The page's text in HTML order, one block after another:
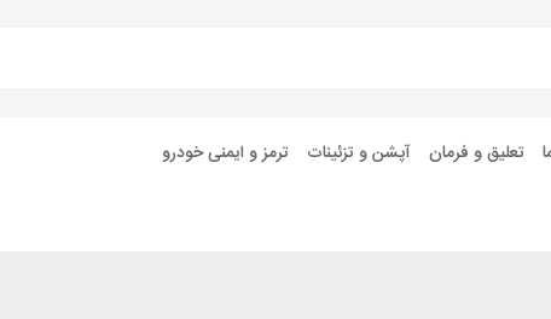
تعلیق و فرمان آپشن و تزئینات ترمز و ایمنی خودرو